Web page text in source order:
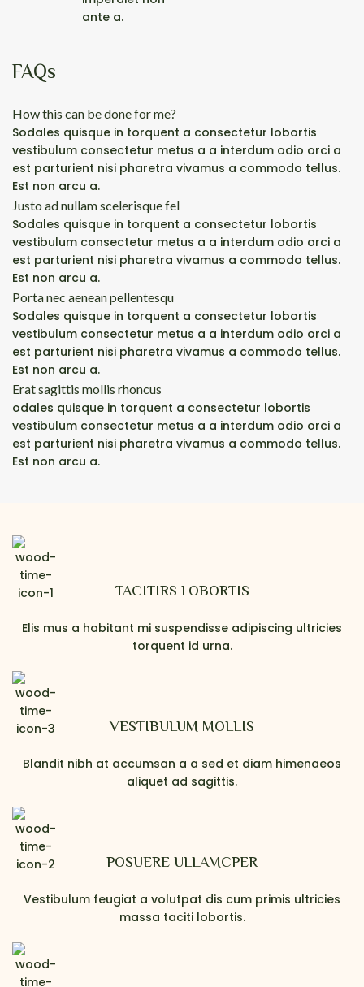
ante a.
FAQs
How this can be done for me?
Sodales quisque in torquent a consectetur lobortis
vestibulum consectetur metus a a interdum odio orci a
est parturient nisi pharetra vivamus a commodo tellus.
Est non arcu a.
Justo ad nullam scelerisque fel
Sodales quisque in torquent a consectetur lobortis
vestibulum consectetur metus a a interdum odio orci a
est parturient nisi pharetra vivamus a commodo tellus.
Est non arcu a.
Porta nec aenean pellentesqu
Sodales quisque in torquent a consectetur lobortis
vestibulum consectetur metus a a interdum odio orci a
est parturient nisi pharetra vivamus a commodo tellus.
Est non arcu a.
Erat sagittis mollis rhoncus
odales quisque in torquent a consectetur lobortis
vestibulum consectetur metus a a interdum odio orci a
est parturient nisi pharetra vivamus a commodo tellus.
Est non arcu a.
TACITIRS LOBORTIS
Elis mus a habitant mi suspendisse adipiscing ultricies
torquent id urna.
VESTIBULUM MOLLIS
Blandit nibh at accumsan a a sed et diam himenaeos
aliquet ad sagittis.
POSUERE ULLAMCPER
Vestibulum feugiat a volutpat dis cum primis ultricies
massa taciti lobortis.